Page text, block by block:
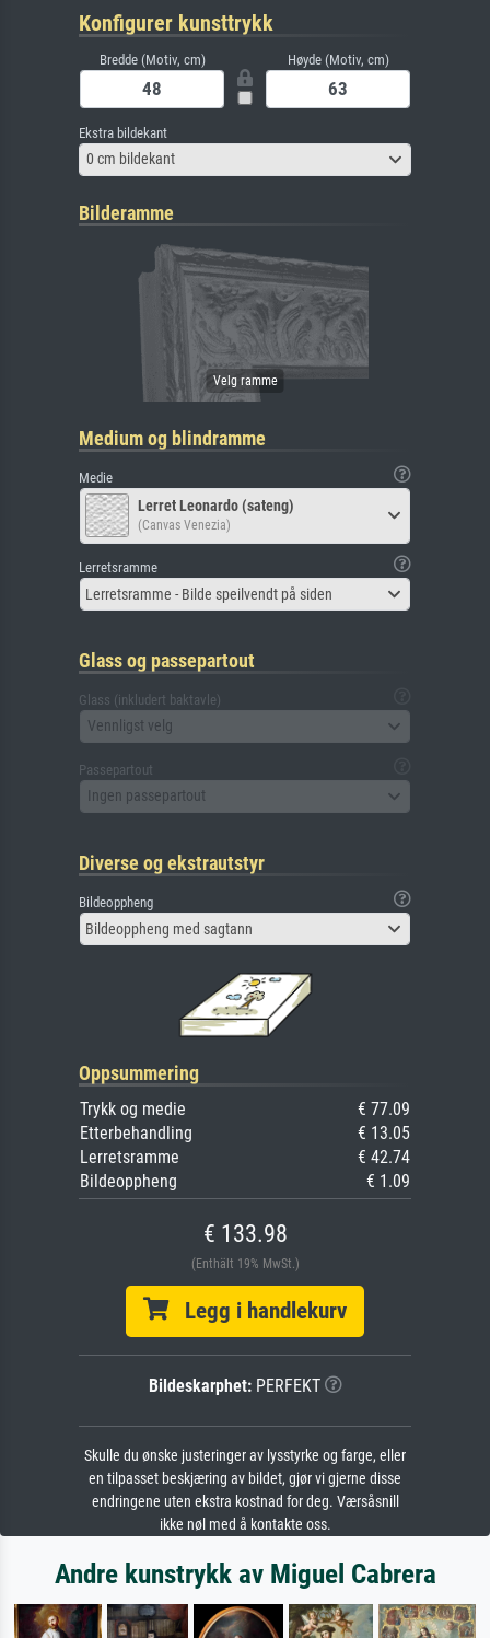
Konfigurer kunsttrykk
Bredde (Motiv, cm) Høyde (Motiv, cm)
Ekstra bildekant
0 cm bildekant
Bilderamme
Medium og blindramme
Medie
Lerret Leonardo (sateng)
(Canvas Venezia)
Lerretsramme
Lerretsramme - Bilde speilvendt på siden
Glass og passepartout
Glass (inkludert baktavle)
Vennligst velg
Passepartout
Ingen passepartout
Diverse og ekstrautstyr
Bildeoppheng
Bildeoppheng med sagtann
Oppsummering
Trykk og medie
€ 77.09
Etterbehandling
€ 13.05
Lerretsramme
€ 42.74
Bildeoppheng
€ 1.09
€ 133.98
(Enthält 19% MwSt.)
Legg i handlekurv
Bildeskarphet:PERFEKT
Skulle du ønske justeringer av lysstyrke og farge, eller
en tilpasset beskjæring av bildet, gjør vi gjerne disse
endringene uten ekstra kostnad for deg. Værsåsnill
ikke nøl med å kontakte oss.
Andre kunstrykk av Miguel Cabrera